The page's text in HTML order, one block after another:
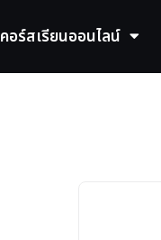
คอร์สเรียนออนไลน์